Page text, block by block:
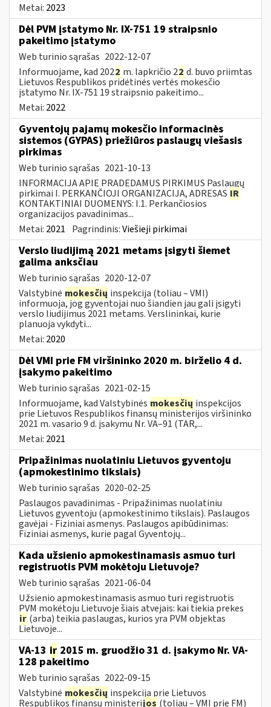
Metai: 2023
Dėl PVM įstatymo Nr. IX-751 19 straipsnio
pakeitimo įstatymo
Web turinio sąrašas 2022-12-07
Informuojame, kad 2022 m. lapkričio 22 d. buvo priimtas
Lietuvos Respublikos pridėtinės vertės mokesčio
įstatymo Nr. IX-751 19 straipsnio pakeitimo...
Metai: 2022
Gyventojų pajamų mokesčio informacinės
sistemos (GYPAS) priežiūros paslaugų viešasis
pirkimas
Web turinio sąrašas 2021-10-13
INFORMACIJA APIE PRADEDAMUS PIRKIMUS Paslaugų
pirkimai I. PERKANČIOJI ORGANIZACIJA, ADRESAS IR
KONTAKTINIAI DUOMENYS: I.1. Perkančiosios
organizacijos pavadinimas...
Metai: 2021 Pagrindinis:Viešieji pirkimai
Verslo liudijimą 2021 metams įsigyti šiemet
galima anksčiau
Web turinio sąrašas 2020-12-07
Valstybinė mokesčių inspekcija (toliau – VMI)
informuoja, jog gyventojai nuo šiandien jau gali įsigyti
verslo liudijimus 2021 metams. Verslininkai, kurie
planuoja vykdyti...
Metai: 2020
Dėl VMI prie FM viršininko 2020 m. birželio 4 d.
įsakymo pakeitimo
Web turinio sąrašas 2021-02-15
Informuojame, kad Valstybinės mokesčių inspekcijos
prie Lietuvos Respublikos finansų ministerijos viršininko
2021 m. vasario 9 d. įsakymu Nr. VA–91 (TAR,...
Metai: 2021
Pripažinimas nuolatiniu Lietuvos gyventoju
(apmokestinimo tikslais)
Web turinio sąrašas 2020-02-25
Paslaugos pavadinimas - Pripažinimas nuolatiniu
Lietuvos gyventoju (apmokestinimo tikslais). Paslaugos
gavėjai - Fiziniai asmenys. Paslaugos apibūdinimas:
Fiziniai asmenys, kurie pagal Gyventojų...
Kada užsienio apmokestinamasis asmuo turi
registruotis PVM mokėtoju Lietuvoje?
Web turinio sąrašas 2021-06-04
Užsienio apmokestinamasis asmuo turi registruotis
PVM mokėtoju Lietuvoje šiais atvejais: kai tiekia prekes
ir (arba) teikia paslaugas, kurios yra PVM objektas
Lietuvoje...
VA-13 ir 2015 m. gruodžio 31 d. įsakymo Nr. VA-
128 pakeitimo
Web turinio sąrašas 2022-09-15
Valstybinė mokesčių inspekcija prie Lietuvos
Respublikos finansų ministerijos (toliau – VMI prie FM)